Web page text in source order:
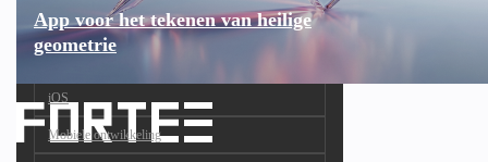
App voor het tekenen van heilige
geometrie
iOS
Mobiele ontwikkeling